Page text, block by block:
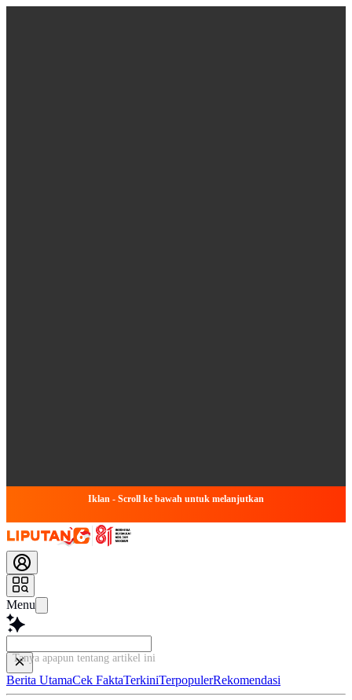
Iklan - Scroll ke bawah untuk melanjutkan
Menu
Tanya apapun tentang artikel ini...
Berita UtamaCek FaktaTerkiniTerpopulerRekomendasi